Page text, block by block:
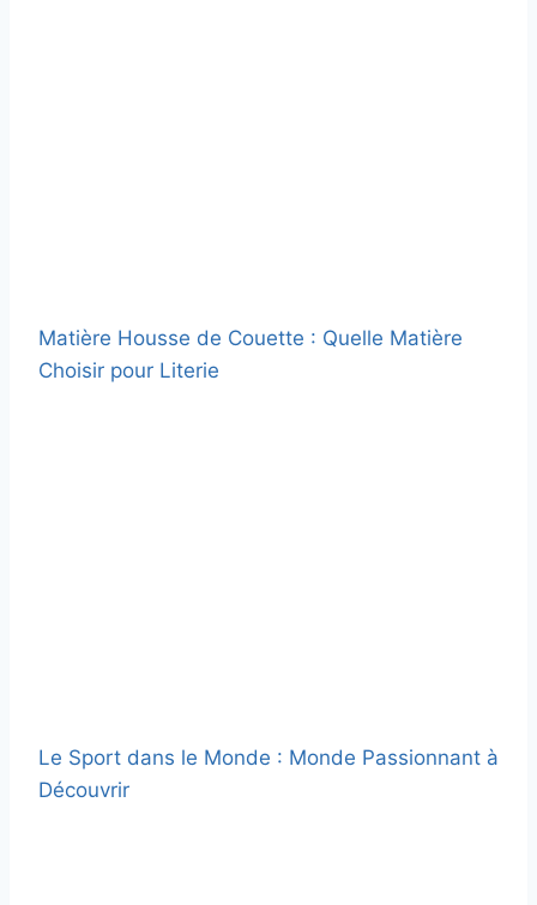
Matière Housse de Couette : Quelle Matière
Choisir pour Literie
Le Sport dans le Monde : Monde Passionnant à
Découvrir